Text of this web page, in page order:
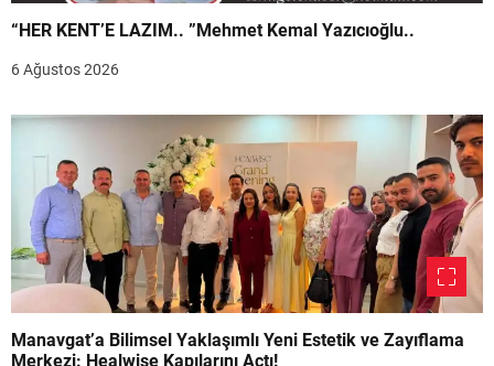
“HER KENT’E LAZIM.. ”Mehmet Kemal Yazıcıoğlu..
6 Ağustos 2026
Manavgat’a Bilimsel Yaklaşımlı Yeni Estetik ve Zayıflama
Merkezi: Healwise Kapılarını Açtı!